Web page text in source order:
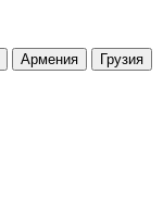
Армения
Грузия